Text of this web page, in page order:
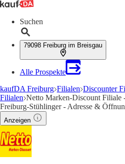
Suchen
79098 Freiburg im Breisgau
Alle Prospekte
kaufDA Freiburg Filialen Discounter
Filialen Netto Marken-Discount Filiale
Freiburg-Stühlinger - Adresse &
Anzeigen